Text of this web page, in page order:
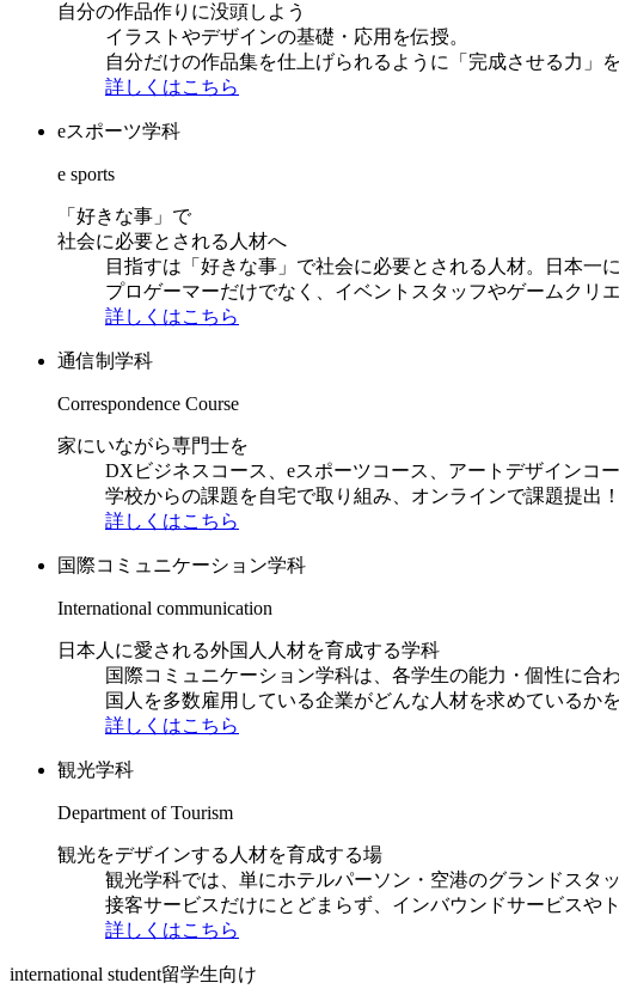
自分の作品作りに没頭しよう
イラストやデザインの基礎・応用を伝授。
自分だけの作品集を仕上げられるように「完成させる力」
詳しくはこちら
eスポーツ学科
e sports
「好きな事」で
社会に必要とされる人材へ
目指すは「好きな事」で社会に必要とされる人材。日本一
プロゲーマーだけでなく、イベントスタッフやゲームクリ
詳しくはこちら
通信制学科
Correspondence Course
家にいながら専門士を
DXビジネスコース、eスポーツコース、アートデザインコー
学校からの課題を自宅で取り組み、オンラインで課題提出！
詳しくはこちら
国際コミュニケーション学科
International communication
日本人に愛される外国人人材を育成する学科
国際コミュニケーション学科は、各学生の能力・個性に
国人を多数雇用している企業がどんな人材を求めているか
詳しくはこちら
観光学科
Department of Tourism
観光をデザインする人材を育成する場
観光学科では、単にホテルパーソン・空港のグランドスタ
接客サービスだけにとどまらず、インバウンドサービスや
詳しくはこちら
international student留学生向け